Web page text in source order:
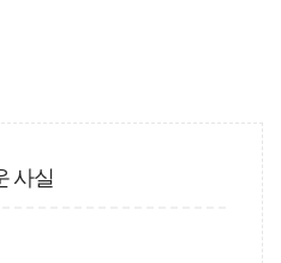
사실